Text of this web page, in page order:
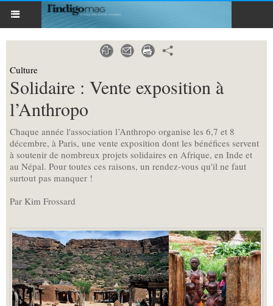
Culture
Solidaire : Vente exposition à
l’Anthropo
Chaque année l'association l’Anthropo organise les 6,7 et 8
décembre, à Paris, une vente exposition dont les bénéfices servent
à soutenir de nombreux projets solidaires en Afrique, en Inde et
au Népal. Pour toutes ces raisons, un rendez-vous qu'il ne faut
surtout pas manquer !
Par Kim Frossard